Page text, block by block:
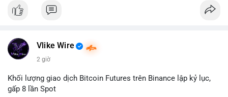
Vlike Wire
2 giờ
Khối lượng giao dịch Bitcoin Futures trên Binance lập kỷ lục,
gấp 8 lần Spot